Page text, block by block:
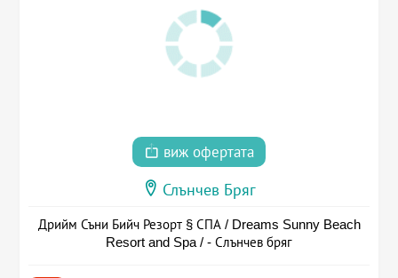
виж офертата
Слънчев Бряг
Дрийм Съни Бийч Резорт § СПА / Dreams Sunny Beach
Resort and Spa / - Слънчев бряг